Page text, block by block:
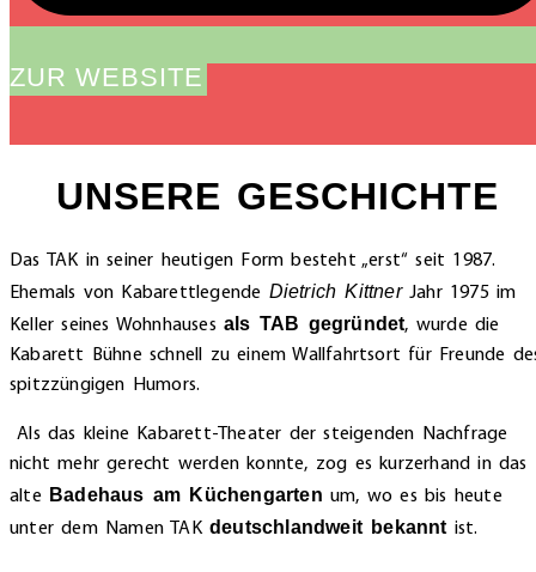
ZUR WEBSITE
UNSERE GESCHICHTE
Das TAK in seiner heutigen Form besteht „erst“ seit 1987.
Ehemals von Kabarettlegende Dietrich KittnerJahr 1975 im
Keller seines Wohnhauses als TAB gegründet, wurde die
Kabarett Bühne schnell zu einem Wallfahrtsort für Freunde
spitzzüngigen Humors.
Als das kleine Kabarett-Theater der steigenden Nachfrage
nicht mehr gerecht werden konnte, zog es kurzerhand in das
alte Badehaus am Küchengarten um, wo es bis heute
unter dem Namen TAK deutschlandweit bekanntist.